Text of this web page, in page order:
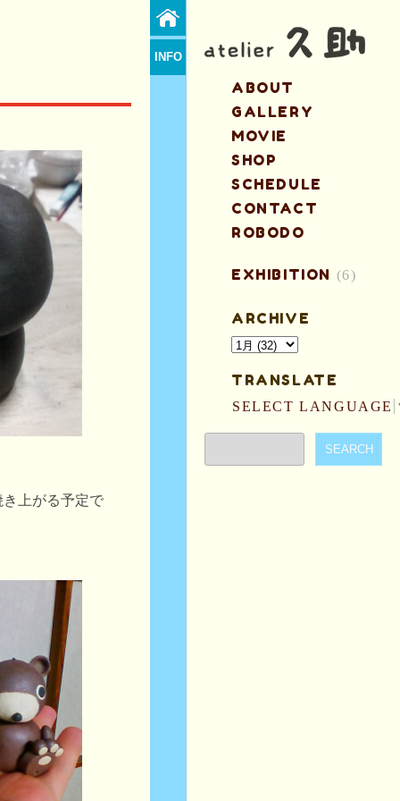
上がる予定で
INFO
ABOUT
GALLERY
MOVIE
SHOP
SCHEDULE
CONTACT
ROBODO
EXHIBITION (6)
ARCHIVE
TRANSLATE
SELECT LANGUAGE